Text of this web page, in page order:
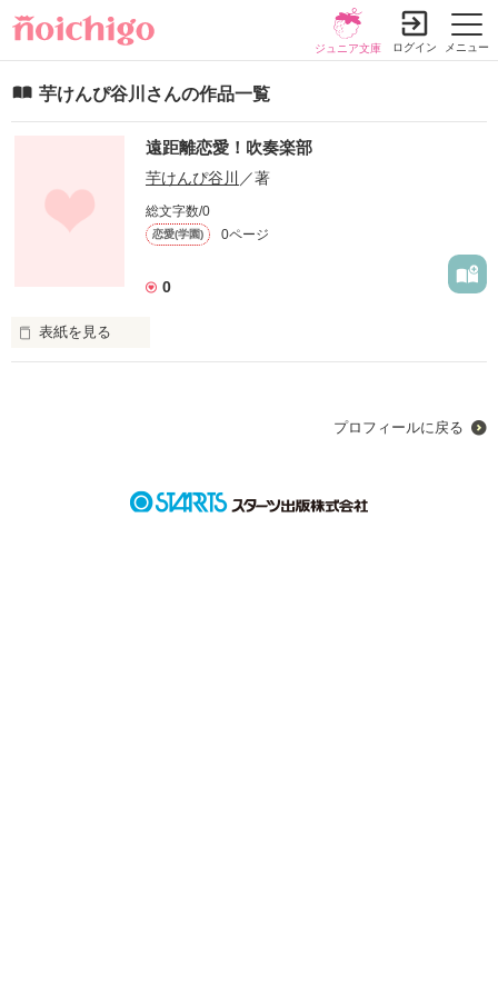
メニュー
ジュニア文庫 ログイン
芋けんぴ谷川さんの作品一覧
遠距離恋愛！吹奏楽部
芋けんぴ谷川 ／著
総文字数/0
恋愛(学園) 0ページ
0
表紙を見る
やっと青春が……と思ったらまさかのライバル！？そんな、吹
プロフィールに戻る